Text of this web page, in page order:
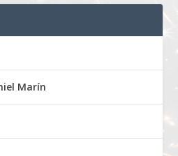
Marín